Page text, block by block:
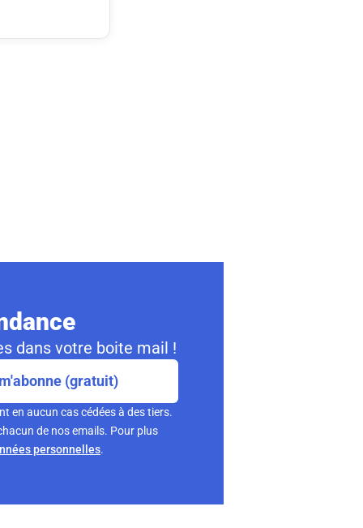
dans votre boite mail !
(gratuit)
en aucun cas cédées à des tiers.
de nos emails. Pour plus
personnelles.